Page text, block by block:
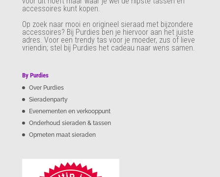
accessoires kunt kopen.
Op zoek naar mooi en origineel sieraad met bijzondere
accessoires? Bij Purdies ben je hiervoor aan het juiste
adres. Voor een trendy tas voor je moeder, zus of lieve
vriendin; stel bij Purdies het cadeau naar wens samen.
By Purdies
Over Purdies
Sieradenparty
Evenementen en verkooppunt
Onderhoud sieraden & tassen
Opmeten maat sieraden